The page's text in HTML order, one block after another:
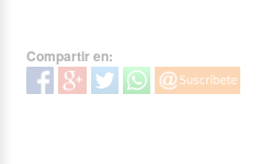
Compartir en: